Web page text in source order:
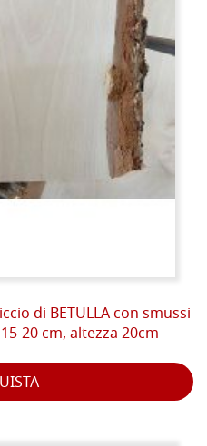
di BETULLA con smussi
20 cm, altezza 20cm